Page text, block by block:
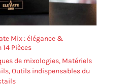
Mix : élégance &
Pièces
de mixologies, Matériels
,Outils indispensables du